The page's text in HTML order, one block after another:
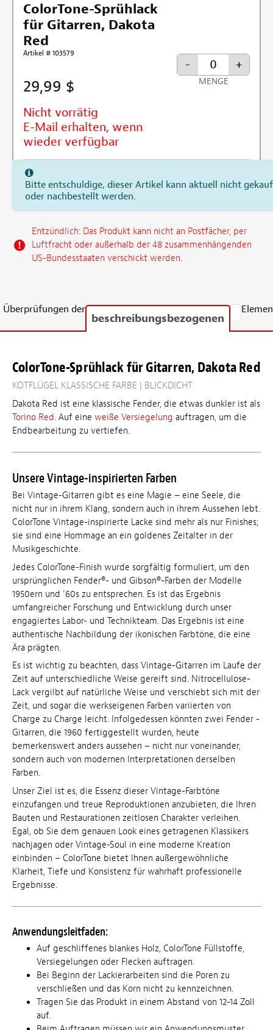
ColorTone-Sprühlack
für Gitarren, Dakota
Red
Artikel # 103579
29,99 $
Nicht vorrätig
E-Mail erhalten, wenn
wieder verfügbar
- +
MENGE
Bitte entschuldige, dieser Artikel kann aktuell nicht
oder nachbestellt werden.
Entzündlich: Das Produkt kann nicht an Postfächer, per
Luftfracht oder außerhalb der 48 zusammenhängenden
US-Bundesstaaten verschickt werden.
Überprüfungen der
beschreibungsbezogenen
ColorTone-Sprühlack für Gitarren, Dakota Red
KOTFLÜGEL KLASSISCHE FARBE | BLICKDICHT
Dakota Red ist eine klassische Fender, die etwas dunkler ist als
Torino Red. Auf eine weiße Versiegelung auftragen, um die
Endbearbeitung zu vertiefen.
Unsere Vintage-inspirierten Farben
Bei Vintage-Gitarren gibt es eine Magie – eine Seele, die
nicht nur in ihrem Klang, sondern auch in ihrem Aussehen lebt.
ColorTone Vintage-inspirierte Lacke sind mehr als nur Finishes;
sie sind eine Hommage an ein goldenes Zeitalter in der
Musikgeschichte.
Jedes ColorTone-Finish wurde sorgfältig formuliert, um den
ursprünglichen Fender®- und Gibson®-Farben der Modelle
1950ern und ’60s zu entsprechen. Es ist das Ergebnis
umfangreicher Forschung und Entwicklung durch unser
engagiertes Labor- und Technikteam. Das Ergebnis ist eine
authentische Nachbildung der ikonischen Farbtöne, die eine
Ära prägten.
Es ist wichtig zu beachten, dass Vintage-Gitarren im Laufe der
Zeit auf unterschiedliche Weise gereift sind. Nitrocellulose-
Lack vergilbt auf natürliche Weise und verschiebt sich mit der
Zeit, und sogar die werkseigenen Farben variierten von
Charge zu Charge leicht. Infolgedessen könnten zwei Fender -
Gitarren, die 1960 fertiggestellt wurden, heute
bemerkenswert anders aussehen – nicht nur voneinander,
sondern auch von modernen Interpretationen derselben
Farben.
Unser Ziel ist es, die Essenz dieser Vintage-Farbtöne
einzufangen und treue Reproduktionen anzubieten, die Ihren
Bauten und Restaurationen zeitlosen Charakter verleihen.
Egal, ob Sie dem genauen Look eines getragenen Klassikers
nachjagen oder Vintage-Soul in eine moderne Kreation
einbinden – ColorTone bietet Ihnen außergewöhnliche
Klarheit, Tiefe und Konsistenz für wahrhaft professionelle
Ergebnisse.
Anwendungsleitfaden:
Auf geschliffenes blankes Holz, ColorTone Füllstoffe,
Versiegelungen oder Flecken auftragen.
Bei Beginn der Lackierarbeiten sind die Poren zu
verschließen und das Korn nicht zu kennzeichnen.
Tragen Sie das Produkt in einem Abstand von 12-14 Zoll
auf.